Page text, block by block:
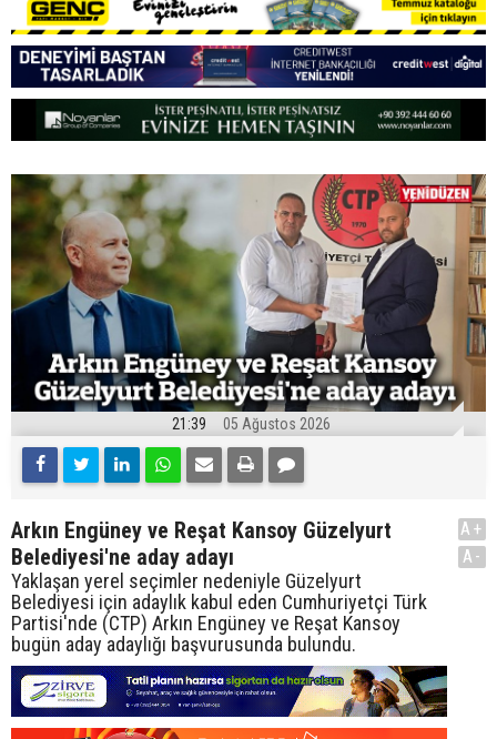
21:39 05 Ağustos 2026
Arkın Engüney ve Reşat Kansoy Güzelyurt
Belediyesi'ne aday adayı
Yaklaşan yerel seçimler nedeniyle Güzelyurt
Belediyesi için adaylık kabul eden Cumhuriyetçi Türk
Partisi'nde (CTP) Arkın Engüney ve Reşat Kansoy
bugün aday adaylığı başvurusunda bulundu.
A+
A-